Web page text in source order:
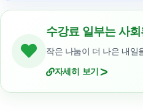
수강료 일부는 사
작은 나눔이 더 나은 내일
자세히 보기 >